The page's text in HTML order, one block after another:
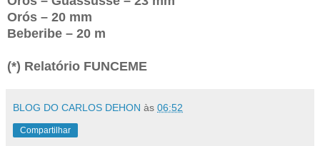
Orós – 20 mm
Beberibe – 20 m
(*) Relatório FUNCEME
BLOG DO CARLOS DEHON às 06:52
Compartilhar